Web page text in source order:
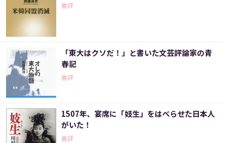
書評
「東大はクソだ！」と書いた文芸評論家の青
春記
書評
1507年、宴席に「妓生」をはべらせた日本人
がいた！
書評